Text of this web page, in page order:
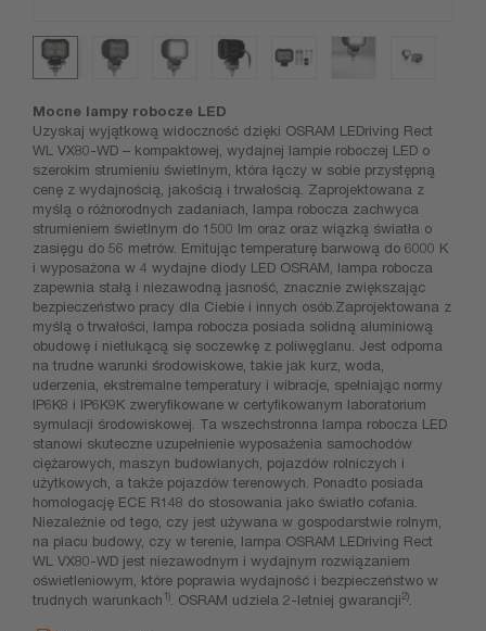
Mocne lampy robocze LED
Uzyskaj wyjątkową widoczność dzięki OSRAM LEDriving Rect
WL VX80-WD – kompaktowej, wydajnej lampie roboczej LED o
szerokim strumieniu świetlnym, która łączy w sobie przystępną
cenę z wydajnością, jakością i trwałością. Zaprojektowana z
myślą o różnorodnych zadaniach, lampa robocza zachwyca
strumieniem świetlnym do 1500 lm oraz oraz wiązką światła o
zasięgu do 56 metrów. Emitując temperaturę barwową do 6000 K
i wyposażona w 4 wydajne diody LED OSRAM, lampa robocza
zapewnia stałą i niezawodną jasność, znacznie zwiększając
bezpieczeństwo pracy dla Ciebie i innych osób.Zaprojektowana z
myślą o trwałości, lampa robocza posiada solidną aluminiową
obudowę i nietłukącą się soczewkę z poliwęglanu. Jest odporna
na trudne warunki środowiskowe, takie jak kurz, woda,
uderzenia, ekstremalne temperatury i wibracje, spełniając normy
IP6K8 i IP6K9K zweryfikowane w certyfikowanym laboratorium
symulacji środowiskowej. Ta wszechstronna lampa robocza LED
stanowi skuteczne uzupełnienie wyposażenia samochodów
ciężarowych, maszyn budowlanych, pojazdów rolniczych i
użytkowych, a także pojazdów terenowych. Ponadto posiada
homologację ECE R148 do stosowania jako światło cofania.
Niezależnie od tego, czy jest używana w gospodarstwie rolnym,
na placu budowy, czy w terenie, lampa OSRAM LEDriving Rect
WL VX80-WD jest niezawodnym i wydajnym rozwiązaniem
oświetleniowym, które poprawia wydajność i bezpieczeństwo w
trudnych warunkach1) . OSRAM udziela 2-letniej gwarancji2)